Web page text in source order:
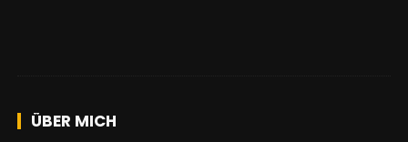
ÜBER MICH